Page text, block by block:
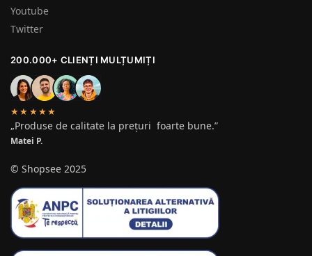
Youtube
Twitter
200.000+ CLIENȚI MULȚUMIȚI
★★★★★
„Produse de calitate la prețuri foarte bune.”
Matei P.
© Shopsee 2025